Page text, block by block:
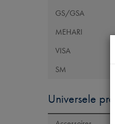
GS/GSA
MEHARI
VISA
SM
Universele